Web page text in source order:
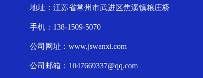
地址：江苏省常州市武进区焦溪镇粮庄桥
手机：138-1509-5070
公司网址：www.jswanxi.com
公司邮箱：1047669337@qq.com